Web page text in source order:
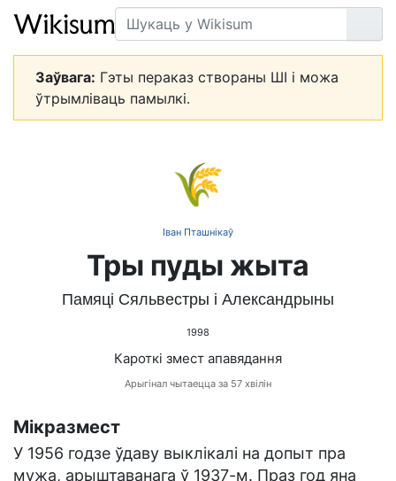
Пошук
Заўвага: Гэты пераказ створаны ШІ і можа
ўтрымліваць памылкі.
🌾
Іван Пташнікаў
Тры пуды жыта
Памяці Сяльвестры і Александрыны
1998
Кароткі змест апавядання
Арыгінал чытаецца за 57 хвілін
Мікразмест
У 1956 годзе ўдаву выклікалі на допыт пра
мужа, арыштаванага ў 1937-м. Праз год яна